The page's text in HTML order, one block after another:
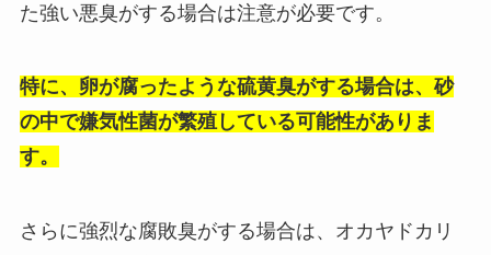
た強い悪臭がする場合は注意が必要です。
特に、卵が腐ったような硫黄臭がする場合は、砂
の中で嫌気性菌が繁殖している可能性がありま
す。
さらに強烈な腐敗臭がする場合は、オカヤドカリ